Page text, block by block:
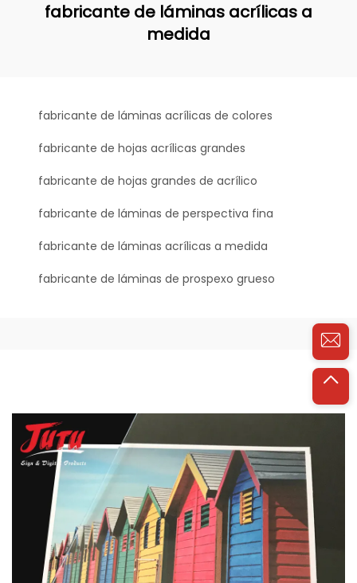
fabricante de láminas acrílicas a
medida
fabricante de láminas acrílicas de colores
fabricante de hojas acrílicas grandes
fabricante de hojas grandes de acrílico
fabricante de láminas de perspectiva fina
fabricante de láminas acrílicas a medida
fabricante de láminas de prospexo grueso